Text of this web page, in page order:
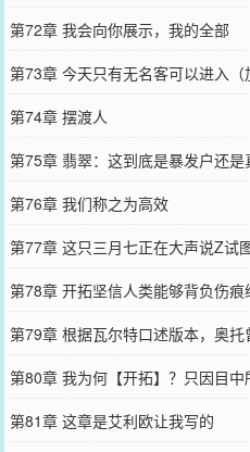
第72章 我会向你展示，我的全部
第73章 今天只有无名客可以进入（
第74章 摆渡人
第75章 翡翠：这到底是暴发户还是
第76章 我们称之为高效
第77章 这只三月七正在大声说Z试
第78章 开拓坚信人类能够背负伤
第79章 根据瓦尔特口述版本，奥
第80章 我为何【开拓】？只因目
第81章 这章是艾利欧让我写的